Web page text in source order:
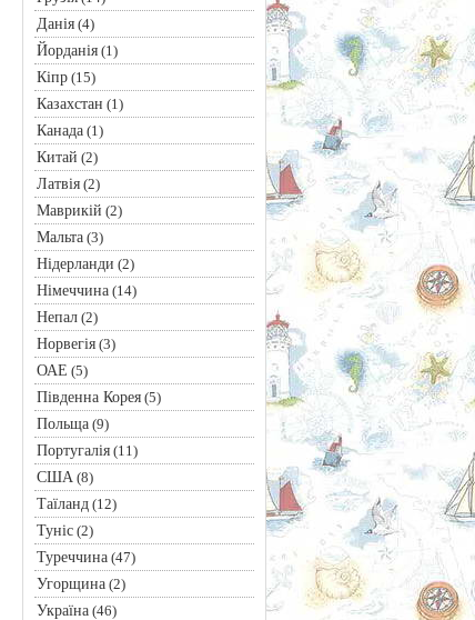
Данія(4)
Йорданія(1)
Кіпр(15)
Казахстан (1)
Канада(1)
Китай (2)
Латвія(2)
Маврикій (2)
Мальта(3)
Нідерланди (2)
Німеччина(14)
Непал(2)
Норвегія(3)
ОАЕ (5)
Південна Корея(5)
Польща(9)
Португалія(11)
США(8)
Таїланд(12)
Туніс(2)
Туреччина(47)
Угорщина(2)
Україна(46)